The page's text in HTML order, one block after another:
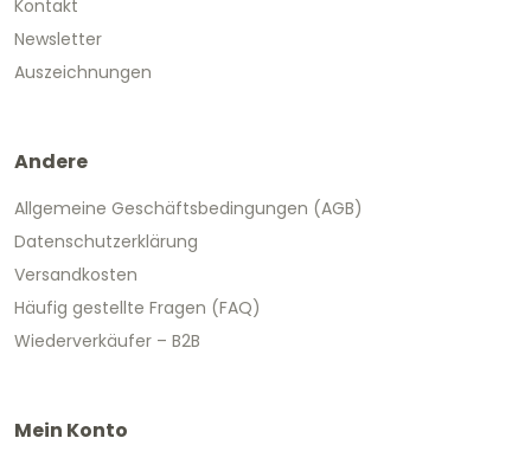
Kontakt
Newsletter
Auszeichnungen
Andere
Allgemeine Geschäftsbedingungen (AGB)
Datenschutzerklärung
Versandkosten
Häufig gestellte Fragen (FAQ)
Wiederverkäufer – B2B
Mein Konto